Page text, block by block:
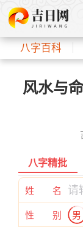
八字百科
风水与
八字精批
姓 名
性 别
男